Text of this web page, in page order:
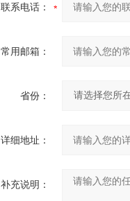
联系电话：
常用邮箱：
省份：
详细地址：
补充说明：